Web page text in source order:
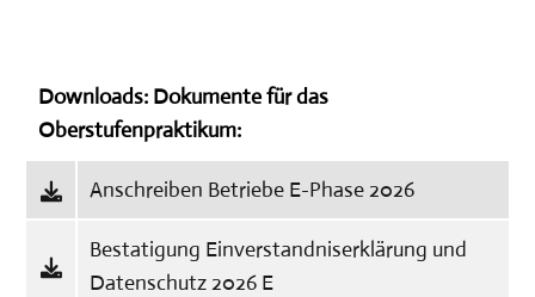
FÖRDERUNG
GANZTAGSANGEBOT
SERVICE
Downloads: Dokumente für das
Oberstufenpraktikum:
Anschreiben Betriebe E-Phase 2026
Bestatigung Einverstandniserklärung und
Datenschutz 2026 E